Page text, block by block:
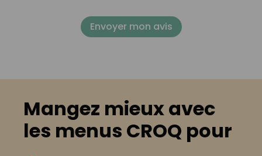
Envoyer mon avis
Mangez mieux avec
les menus CROQ pour